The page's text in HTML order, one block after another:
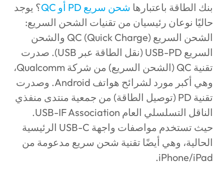
بنك الطاقة باعتبارها شحن سريع PD أو QC
؟ يوجد
حاليًا نوعان رئيسيان من تقنيات الشحن السريع:
الشحن السريع QC (Quick Charge) والشحن
السريع USB-PD (نقل الطاقة عبر USB). صدرت
تقنية QC (الشحن السريع) من شركة Qualcomm،
وهي أكبر مورد لشرائح هواتف Android. وصدرت
تقنية PD (توصيل الطاقة) من جمعية منتدى منفذي
الناقل التسلسلي العام USB-IF Association.
حيث تستخدم مواصفات واجهة USB-C الرئيسية
الحالية، وهي أيضًا تقنية شحن سريع مدعومة من
iPhone/iPad.